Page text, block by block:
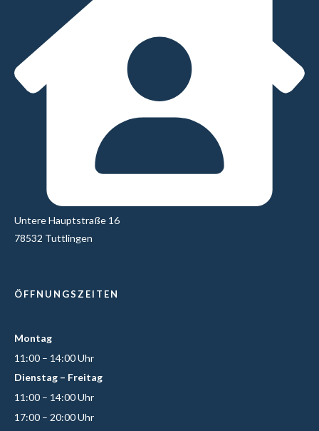
Untere Hauptstraße 16
78532 Tuttlingen
ÖFFNUNGSZEITEN
Montag
11:00 – 14:00 Uhr
Dienstag – Freitag
11:00 – 14:00 Uhr
17:00 – 20:00 Uhr